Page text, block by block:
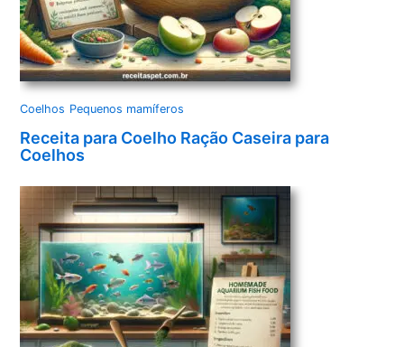
Coelhos Pequenos mamíferos
Receita para Coelho Ração Caseira para
Coelhos